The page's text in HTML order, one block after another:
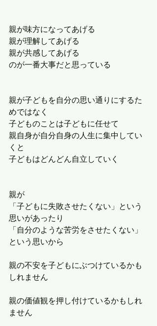
親が味方になってあげる
親が理解してあげる
親が共感してあげる
のが一番大事だと思っている
親が子どもを自分の思い通りにするた
めではなく
子どものことは子どもに任せて
親自身が自分自身の人生に集中してい
くと
子どもはどんどん自立していく
親が
「子どもに失敗させたくない」という
思いがあったり
「自分のような苦労をさせたくない」
という思いから
親の不安を子どもにぶつけているかも
しれません
親の価値観を押し付けているかもしれ
ません